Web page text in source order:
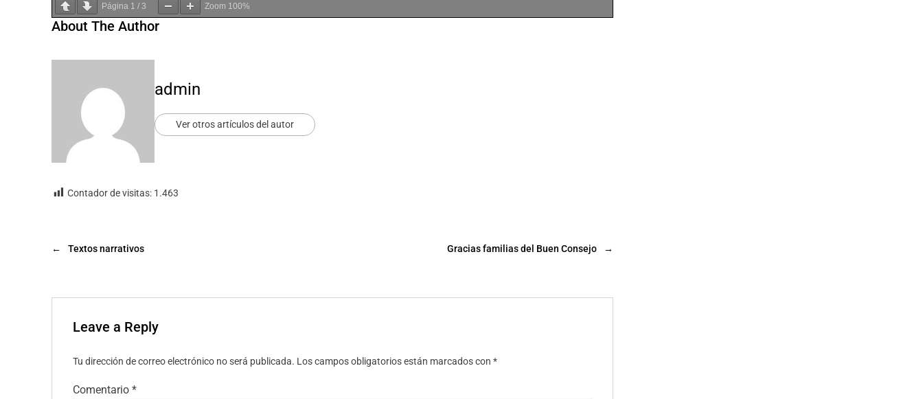
Página 1 / 3 Zoom 100%
About The Author
admin
Ver otros artículos del autor
Contador de visitas: 1.463
← Textos narrativos →
Gracias familias del Buen Consejo
Leave a Reply
Tu dirección de correo electrónico no será publicada. Los campos obligatorios están marcados con *
Comentario *